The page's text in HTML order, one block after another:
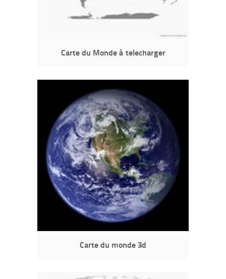
Carte du Monde à telecharger
Carte du monde 3d